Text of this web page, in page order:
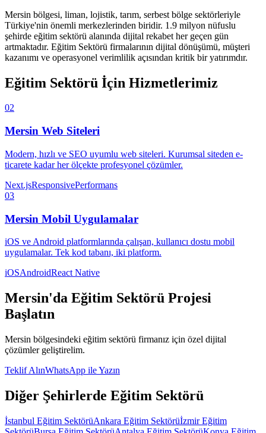
Mersin bölgesi, liman, lojistik, tarım, serbest bölge sektörleriyle
Türkiye'nin önemli merkezlerinden biridir. 1.9 milyon nüfuslu
şehirde eğitim sektörü alanında dijital rekabet her geçen gün
artmaktadır. Eğitim Sektörü firmalarının dijital dönüşümü, müşteri
kazanımı ve operasyonel verimlilik açısından kritik bir yatırımdır.
Eğitim Sektörü İçin Hizmetlerimiz
02
Mersin Web Siteleri
Modern, hızlı ve SEO uyumlu web siteleri. Kurumsal siteden e-
ticarete kadar her ölçekte profesyonel çözümler.
Next.jsResponsivePerformans
03
Mersin Mobil Uygulamalar
iOS ve Android platformlarında çalışan, kullanıcı dostu mobil
uygulamalar. Tek kod tabanı, iki platform.
iOSAndroidReact Native
Mersin'da Eğitim Sektörü Projesi
Başlatın
Mersin bölgesindeki eğitim sektörü firmanız için özel dijital
çözümler geliştirelim.
Teklif AlınWhatsApp ile Yazın
Diğer Şehirlerde Eğitim Sektörü
İstanbul Eğitim SektörüAnkara Eğitim Sektörüİzmir Eğitim